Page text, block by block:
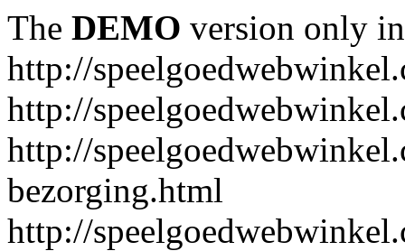
The DEMO version only
http://
http://
http://
bezorging.html
http://